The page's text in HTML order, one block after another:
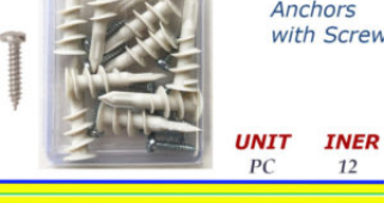
ANCLA
DE
ROSCA
quantity